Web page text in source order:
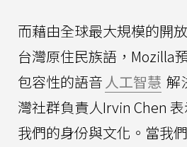
而藉由全球最大規模的開
台灣原住民族語，Mozilla
包容性的語音 人工智慧 解
灣社群負責人Irvin Chen
我們的身份與文化。當我